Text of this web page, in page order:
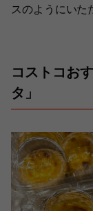
スのようにいた
コストコお
タ」